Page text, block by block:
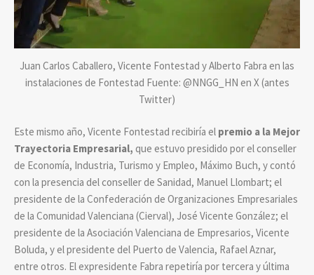
Juan Carlos Caballero, Vicente Fontestad y Alberto Fabra en las
instalaciones de Fontestad Fuente: @NNGG_HN en X (antes
Twitter)
Este mismo año, Vicente Fontestad recibiría el premio a la Mejor
Trayectoria Empresarial, que estuvo presidido por el conseller
de Economía, Industria, Turismo y Empleo, Máximo Buch, y contó
con la presencia del conseller de Sanidad, Manuel Llombart; el
presidente de la Confederación de Organizaciones Empresariales
de la Comunidad Valenciana (Cierval), José Vicente González; el
presidente de la Asociación Valenciana de Empresarios, Vicente
Boluda, y el presidente del Puerto de Valencia, Rafael Aznar,
entre otros. El expresidente Fabra repetiría por tercera y última